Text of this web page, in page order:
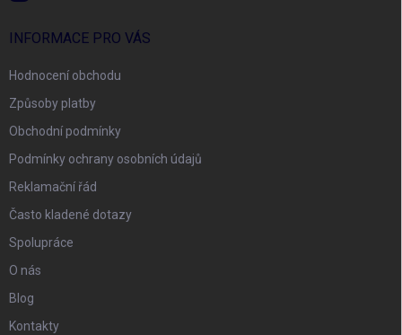
INFORMACE PRO VÁS
Hodnocení obchodu
Způsoby platby
Obchodní podmínky
Podmínky ochrany osobních údajů
Reklamační řád
Často kladené dotazy
Spolupráce
O nás
Blog
Kontakty